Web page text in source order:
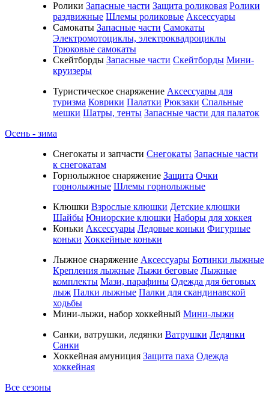
Ролики Запасные части Защита роликовая Ролики
раздвижные Шлемы роликовые Аксессуары
Самокаты Запасные части Самокаты
Электромотоциклы, электроквадроциклы
Трюковые самокаты
Скейтборды Запасные части Скейтборды Мини-
круизеры
Туристическое снаряжение Аксессуары для
туризма Коврики Палатки Рюкзаки Спальные
мешки Шатры, тенты Запасные части для палаток
Осень - зима
Cнегокаты и запчасти Снегокаты Запасные части
к снегокатам
Горнолыжное снаряжение Защита Очки
горнолыжные Шлемы горнолыжные
Клюшки Взрослые клюшки Детские клюшки
Шайбы Юниорские клюшки Наборы для хоккея
Коньки Аксессуары Ледовые коньки Фигурные
коньки Хоккейные коньки
Лыжное снаряжение Аксессуары Ботинки лыжные
Крепления лыжные Лыжи беговые Лыжные
комплекты Мази, парафины Одежда для беговых
лыж Палки лыжные Палки для скандинавской
ходьбы
Мини-лыжи, набор хоккейный Мини-лыжи
Санки, ватрушки, ледянки Ватрушки Ледянки
Санки
Хоккейная амуниция Защита паха Одежда
хоккейная
Все сезоны